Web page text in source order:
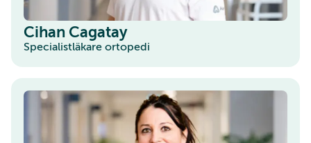
Cihan Cagatay
Specialistläkare ortopedi